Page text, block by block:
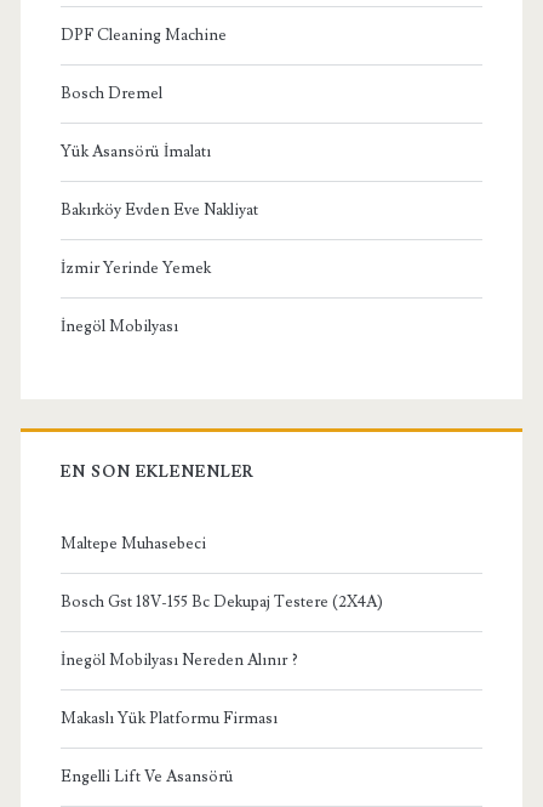
DPF Cleaning Machine
Bosch Dremel
Yük Asansörü İmalatı
Bakırköy Evden Eve Nakliyat
İzmir Yerinde Yemek
İnegöl Mobilyası
EN SON EKLENENLER
Maltepe Muhasebeci
Bosch Gst 18V-155 Bc Dekupaj Testere (2X4A)
İnegöl Mobilyası Nereden Alınır ?
Makaslı Yük Platformu Firması
Engelli Lift Ve Asansörü